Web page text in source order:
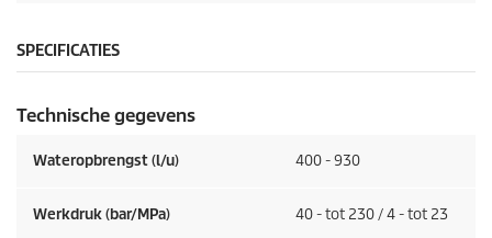
SPECIFICATIES
Technische gegevens
Wateropbrengst (l/u) 400 - 930
Werkdruk (bar/MPa) 40 - tot 230 / 4 - tot 23